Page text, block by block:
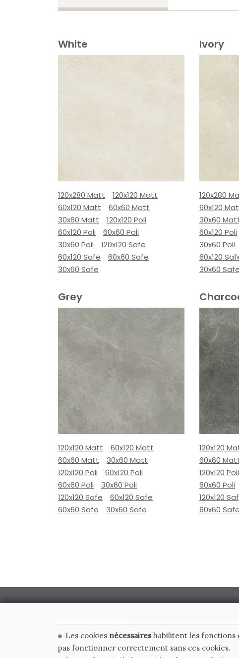
White
120x280 Matt
120x120 Matt
60x120 Matt
60x60 Matt
30x60 Matt
120x120 Poli
60x120 Poli
60x60 Poli
30x60 Poli
120x120 Safe
60x120 Safe
60x60 Safe
30x60 Safe
Ivory
120x280
60x120
30x60
60x120 Poli
30x60 Poli
60x120
30x60 Safe
Grey
120x120 Matt
60x120 Matt
60x60 Matt
30x60 Matt
120x120 Poli
60x120 Poli
60x60 Poli
30x60 Poli
120x120 Safe
60x120 Safe
60x60 Safe
30x60 Safe
120x120
60x60
120x120 Poli
60x60 Poli
120x120
60x60 Safe
CERDOMUS S.R.L.
Les cookies nécessaireshabilitent les fonctions
pas fonctionner correctement sans ces cookies.